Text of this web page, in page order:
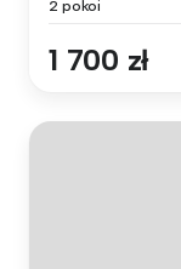
2 pokoi
1 700 zł